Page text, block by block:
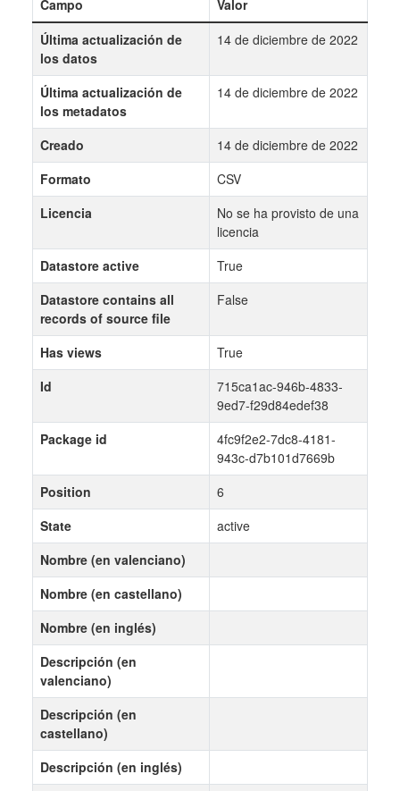
Campo
Valor
Última actualización de
los datos
14 de diciembre de 2022
Última actualización de
los metadatos
14 de diciembre de 2022
Creado
14 de diciembre de 2022
Formato
CSV
Licencia
No se ha provisto de una
licencia
Datastore active
True
Datastore contains all
records of source file
False
Has views
True
Id
715ca1ac-946b-4833-
9ed7-f29d84edef38
Package id
4fc9f2e2-7dc8-4181-
943c-d7b101d7669b
Position
6
State
active
Nombre (en valenciano)
Nombre (en castellano)
Nombre (en inglés)
Descripción (en
valenciano)
Descripción (en
castellano)
Descripción (en inglés)